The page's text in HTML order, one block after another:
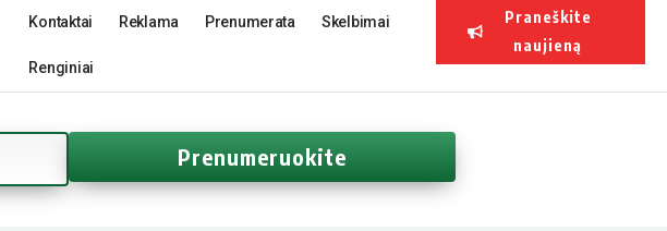
Kontaktai Reklama Prenumerata Skelbimai
Renginiai
Praneškite
naujieną
Prenumeruokite